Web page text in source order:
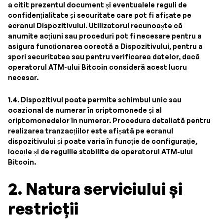
a citit prezentul document și eventualele reguli de
confidențialitate și securitate care pot fi afișate pe
ecranul Dispozitivului. Utilizatorul recunoaște că
anumite acțiuni sau proceduri pot fi necesare pentru a
asigura funcționarea corectă a Dispozitivului, pentru a
spori securitatea sau pentru verificarea datelor, dacă
operatorul ATM-ului Bitcoin consideră acest lucru
necesar.
1.4. Dispozitivul poate permite schimbul unic sau
ocazional de numerar în criptomonede și al
criptomonedelor în numerar. Procedura detaliată pentru
realizarea tranzacțiilor este afișată pe ecranul
dispozitivului și poate varia în funcție de configurație,
locație și de regulile stabilite de operatorul ATM-ului
Bitcoin.
2. Natura serviciului și
restricții